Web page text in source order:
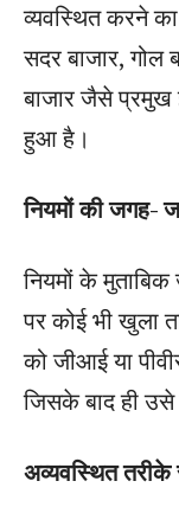
व्यवस्थित करने
सदर बाजार, गोल
बाजार जैसे प्रमुख
हुआ है।
नियमों की जगह-
नियमों के
पर कोई भी खुला
को जीआई या
जिसके बाद ही उसे
अव्यवस्थित